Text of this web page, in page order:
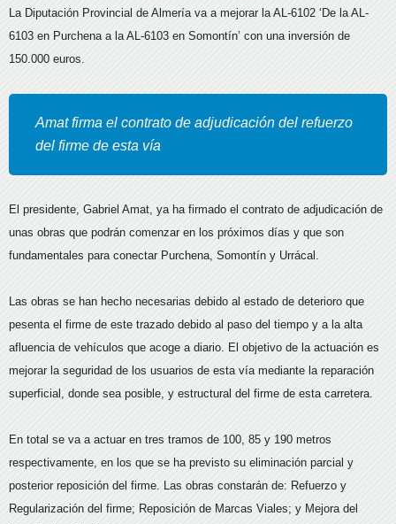
La Diputación Provincial de Almería va a mejorar la AL-6102 ‘De la AL-
6103 en Purchena a la AL-6103 en Somontín’ con una inversión de
150.000 euros.
Amat firma el contrato de adjudicación del refuerzo
del firme de esta vía
El presidente, Gabriel Amat, ya ha firmado el contrato de adjudicación de
unas obras que podrán comenzar en los próximos días y que son
fundamentales para conectar Purchena, Somontín y Urrácal.
Las obras se han hecho necesarias debido al estado de deterioro que
pesenta el firme de este trazado debido al paso del tiempo y a la alta
afluencia de vehículos que acoge a diario. El objetivo de la actuación es
mejorar la seguridad de los usuarios de esta vía mediante la reparación
superficial, donde sea posible, y estructural del firme de esta carretera.
En total se va a actuar en tres tramos de 100, 85 y 190 metros
respectivamente, en los que se ha previsto su eliminación parcial y
posterior reposición del firme. Las obras constarán de: Refuerzo y
Regularización del firme; Reposición de Marcas Viales; y Mejora del